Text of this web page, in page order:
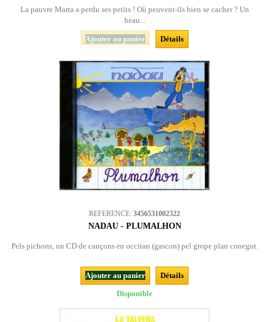
La pauvre Marta a perdu ses petits ! Où peuvent-ils bien se cacher ? Un
beau...
Ajouter au panier Détails
REFERENCE: 3456531002322
NADAU - PLUMALHON
Pels pichons, un CD de cançons en occitan (gascon) pel grope plan conegut.
Ajouter au panier
Détails
Disponible